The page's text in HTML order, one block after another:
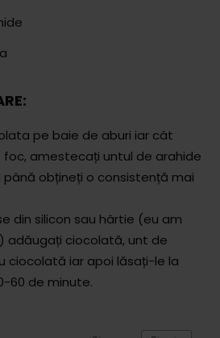
pe baie de aburi iar cât
amestecați untul de arahide
până obțineți o consistență mai
din silicon sau hârtie (eu am
adăugați ciocolată, unt de
ciocolată iar apoi lăsați-le la
60 de minute.